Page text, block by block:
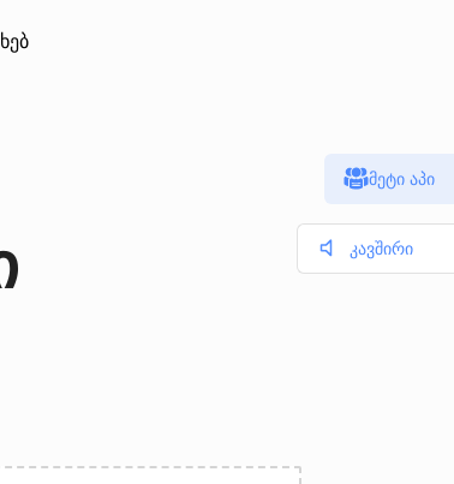
მეტი აპი
კავშირი